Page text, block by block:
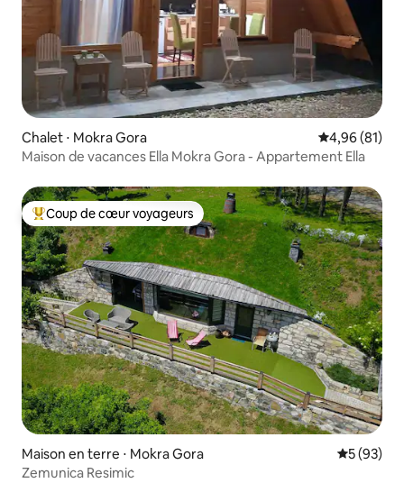
Chalet ⋅ Mokra Gora Évaluation
4,96 (81)
Maison de vacances Ella Mokra Gora - Appartement Ella
Coups de cœur voyageurs les plus appréciés
Coup de cœur voyageurs
Maison en terre ⋅ Mokra Gora
5 (93)
Zemunica Resimic